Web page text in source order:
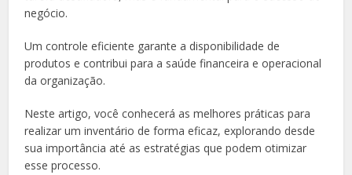
negócio.
Um controle eficiente garante a disponibilidade de
produtos e contribui para a saúde financeira e operacional
da organização.
Neste artigo, você conhecerá as melhores práticas para
realizar um inventário de forma eficaz, explorando desde
sua importância até as estratégias que podem otimizar
esse processo.